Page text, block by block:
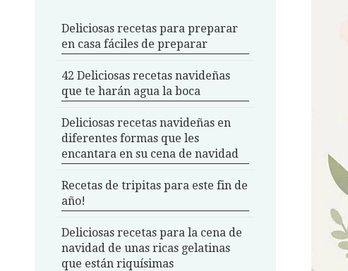
Deliciosas recetas para preparar
en casa fáciles de preparar
42 Deliciosas recetas navideñas
que te harán agua la boca
Deliciosas recetas navideñas en
diferentes formas que les
encantara en su cena de navidad
Recetas de tripitas para este fin de
año!
Deliciosas recetas para la cena de
navidad de unas ricas gelatinas
que están riquísimas